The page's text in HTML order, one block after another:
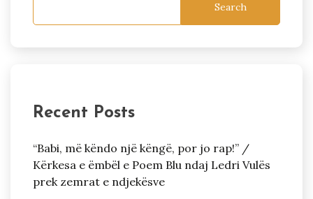
Search
Recent Posts
“Babi, më këndo një këngë, por jo rap!” /
Kërkesa e ëmbël e Poem Blu ndaj Ledri Vulës
prek zemrat e ndjekësve